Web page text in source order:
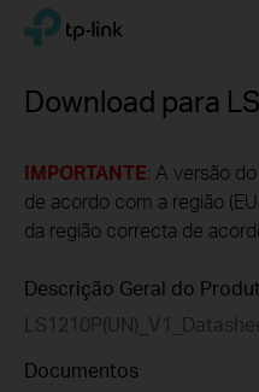
Click
navigation
TP-Link, Reliably Smart
Download para
IMPORTANTE: A versão
de acordo com a região
da região correcta de
Descrição Geral do
Documentos